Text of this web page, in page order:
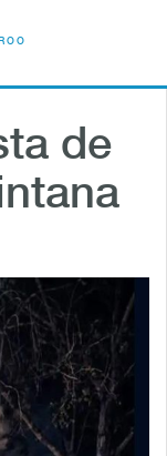
de